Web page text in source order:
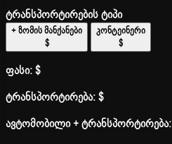
ტრანსპორტირების ტიპი
+ ზომის მანქანები
$
კონტეინერი
$
ფასი:$
ტრანსპორტირება:$
ავტომობილი + ტრანსპორტირება: